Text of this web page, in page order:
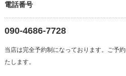
電話番号
090-4686-7728
当店は完全予約制になっております。ご予
たします。